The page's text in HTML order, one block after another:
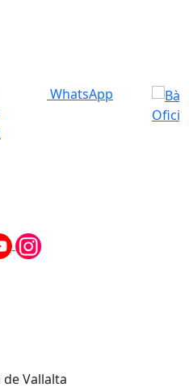
WhatsApp
Vallalta